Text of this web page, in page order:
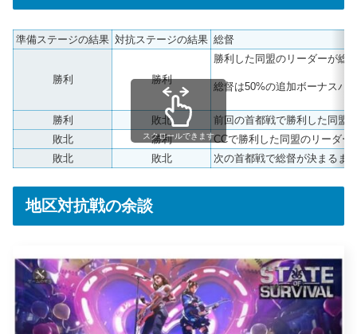
準備ステージの結果 対抗ステージの結果 総督
勝利 勝利
勝利した同盟のリーダーが総
総督は50%の追加ボーナスバ
勝利 敗北
前回の首都戦で勝利した同盟
敗北
勝利
CCで勝利した同盟のリーダ
敗北
敗北 次の首都戦で総督が決まるま
スクロールできます
地区対抗戦の余談